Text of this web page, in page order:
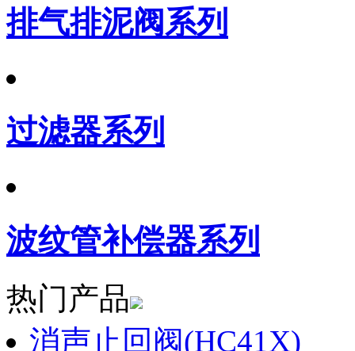
排气排泥阀系列
过滤器系列
波纹管补偿器系列
热门产品
消声止回阀(HC41X)